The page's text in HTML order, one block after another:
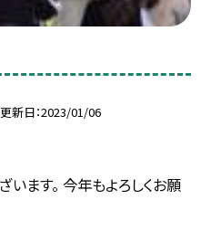
更新日 2023/01/06
ます。 今年もよろしくお願